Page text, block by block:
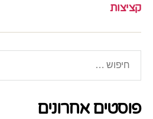
קציצות
פוסטים אחרונים